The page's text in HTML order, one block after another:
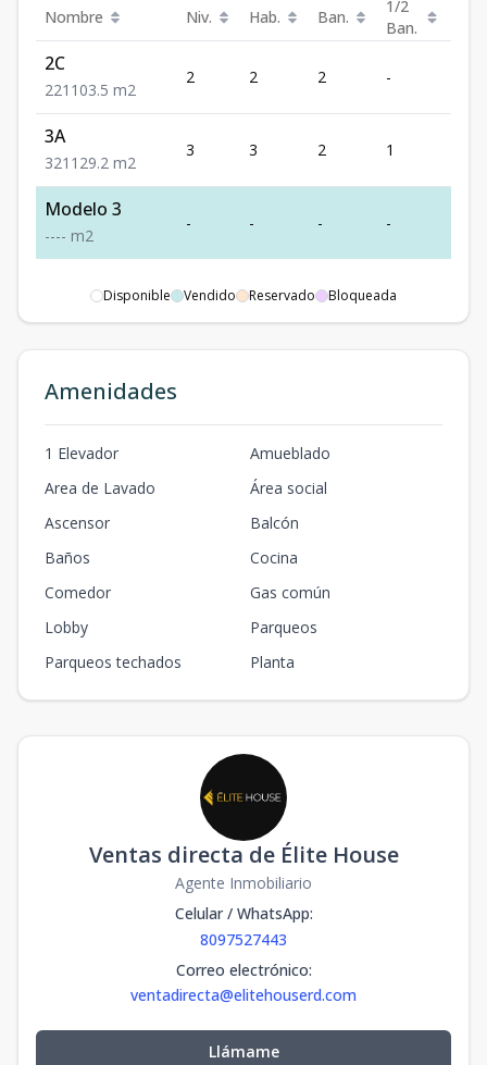
Nombre Niv. Hab. Ban.
1/2
Ban.
2C
221 103.5 m2
2 2 2 -
3A
321 129.2 m2
3 3 2 1
Modelo 3
---- m2
- - - -
Disponible Vendido Reservado Bloqueada
Amenidades
1 Elevador
Amueblado
Area de Lavado
Área social
Ascensor
Balcón
Baños
Cocina
Comedor
Gas común
Lobby
Parqueos
Parqueos techados
Planta
Ventas directa de Élite House
Agente Inmobiliario
Celular / WhatsApp:
8097527443
Correo electrónico:
ventadirecta@elitehouserd.com
Llámame